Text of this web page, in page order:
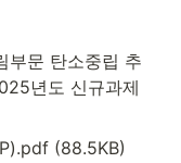
부문 탄소중립 추
년도 신규과제
(88.5KB)